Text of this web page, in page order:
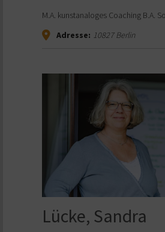
M.A. kunstanaloges Coaching B.A.
Adresse: 10827Berlin
Lücke, Sandra